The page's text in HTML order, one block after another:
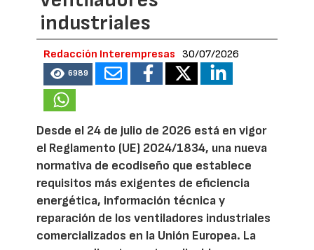
industriales
Redacción Interempresas 30/07/2026
6989
Desde el 24 de julio de 2026 está en vigor
el Reglamento (UE) 2024/1834, una nueva
normativa de ecodiseño que establece
requisitos más exigentes de eficiencia
energética, información técnica y
reparación de los ventiladores industriales
comercializados en la Unión Europea. La